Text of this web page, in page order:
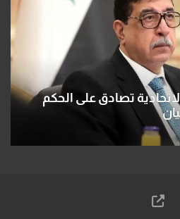
تصادق على الحكم